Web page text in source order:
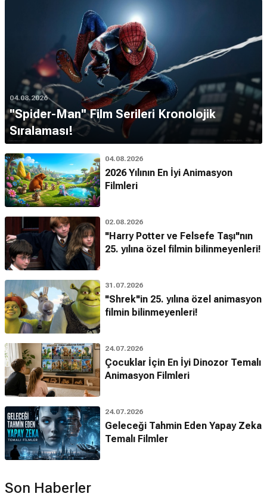
04.08.2026
''Spider-Man'' Film Serileri Kronolojik
Sıralaması!
04.08.2026
2026 Yılının En İyi Animasyon
Filmleri
02.08.2026
"Harry Potter ve Felsefe Taşı"nın
25. yılına özel filmin bilinmeyenleri!
31.07.2026
"Shrek"in 25. yılına özel animasyon
filmin bilinmeyenleri!
24.07.2026
Çocuklar İçin En İyi Dinozor Temalı
Animasyon Filmleri
24.07.2026
Geleceği Tahmin Eden Yapay Zeka
Temalı Filmler
Son Haberler